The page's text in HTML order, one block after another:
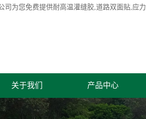
司为您免费提供耐高温灌缝胶,道路双面贴,应
关于我们 产品中心